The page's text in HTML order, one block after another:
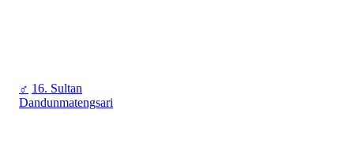
♂ 16. Sultan
Dandunmatengsari